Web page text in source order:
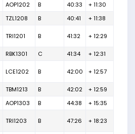
AOP1202 B 40:33
+ 11:30
TZL1208 B 40:41 + 11:38
TRI1201 B 41:32 + 12:29
RBK1301 C 41:34 + 12:31
LCE1202 B 42:00 + 12:57
TBM1213 B 42:02
+ 12:59
AOP1303 B 44:38 + 15:35
TRI1203 B 47:26 + 18:23